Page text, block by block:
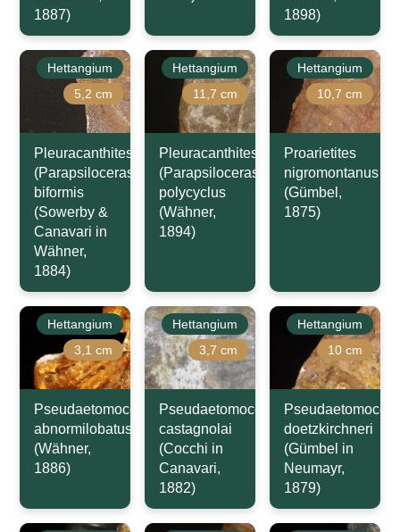
1887)
1898)
Hettangium
5,2 cm
Pleuracanthites
(Parapsiloceras)
biformis
(Sowerby &
Canavari in
Wähner,
1884)
Hettangium
11,7 cm
Pleuracanthites
(Parapsiloceras)
polycyclus
(Wähner,
1894)
Hettangium
10,7 cm
Proarietites
nigromontanus
(Gümbel,
1875)
Hettangium
3,1 cm
Pseudaetomoceras
abnormilobatus
(Wähner,
1886)
Hettangium
3,7 cm
Pseudaetomoceras
castagnolai
(Cocchi in
Canavari,
1882)
Hettangium
10 cm
doetzkirchneri
(Gümbel in
Neumayr,
1879)